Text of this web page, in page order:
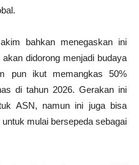
bahkan menegaskan ini
didorong menjadi budaya
pun ikut memangkas 50%
di tahun 2026. Gerakan ini
ASN, namun ini juga bisa
mulai bersepeda sebagai